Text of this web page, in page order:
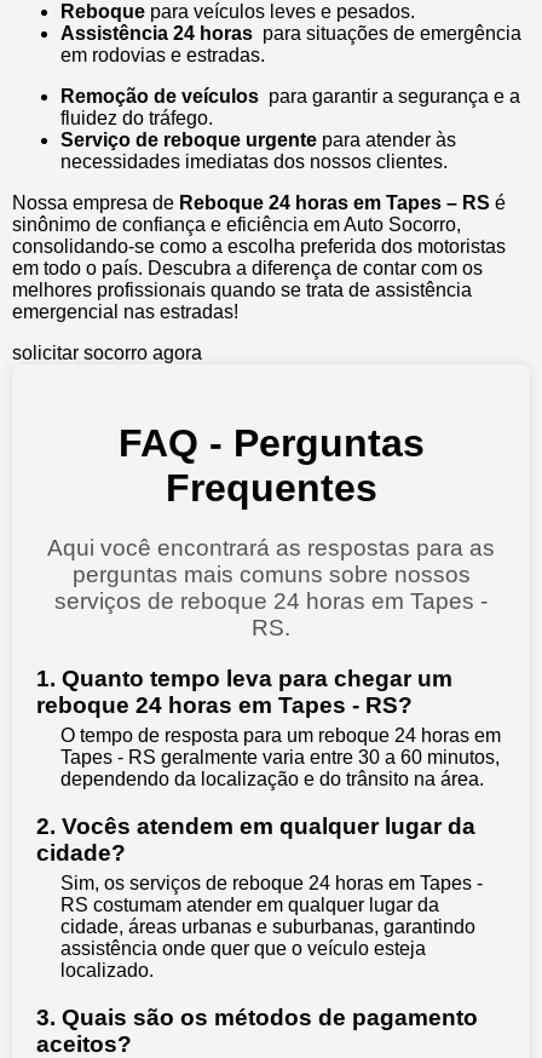
Reboque para veículos leves e pesados.
Assistência 24 horas para situações de emergência
em rodovias e estradas.
Remoção de veículos para garantir a segurança e a
fluidez do tráfego.
Serviço de reboque urgente para atender às
necessidades imediatas dos nossos clientes.
Nossa empresa de Reboque 24 horas em Tapes – RS é
sinônimo de confiança e eficiência em Auto Socorro,
consolidando-se como a escolha preferida dos motoristas
em todo o país. Descubra a diferença de contar com os
melhores profissionais quando se trata de assistência
emergencial nas estradas!
solicitar socorro agora
FAQ - Perguntas
Frequentes
Aqui você encontrará as respostas para as
perguntas mais comuns sobre nossos
serviços de reboque 24 horas em Tapes -
RS.
1. Quanto tempo leva para chegar um
reboque 24 horas em Tapes - RS?
O tempo de resposta para um reboque 24 horas em
Tapes - RS geralmente varia entre 30 a 60 minutos,
dependendo da localização e do trânsito na área.
2. Vocês atendem em qualquer lugar da
cidade?
Sim, os serviços de reboque 24 horas em Tapes -
RS costumam atender em qualquer lugar da
cidade, áreas urbanas e suburbanas, garantindo
assistência onde quer que o veículo esteja
localizado.
3. Quais são os métodos de pagamento
aceitos?